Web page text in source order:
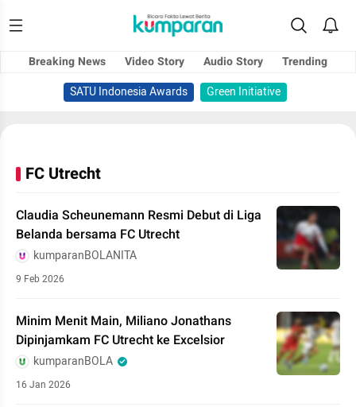
Breaking News Video Story Audio Story
Trending
SATU Indonesia Awards
Green Initiative
FC Utrecht
Claudia Scheunemann Resmi Debut di Liga
Belanda bersama FC Utrecht
kumparanBOLANITA
9 Feb 2026
Minim Menit Main, Miliano Jonathans
Dipinjamkam FC Utrecht ke Excelsior
kumparanBOLA
16 Jan 2026